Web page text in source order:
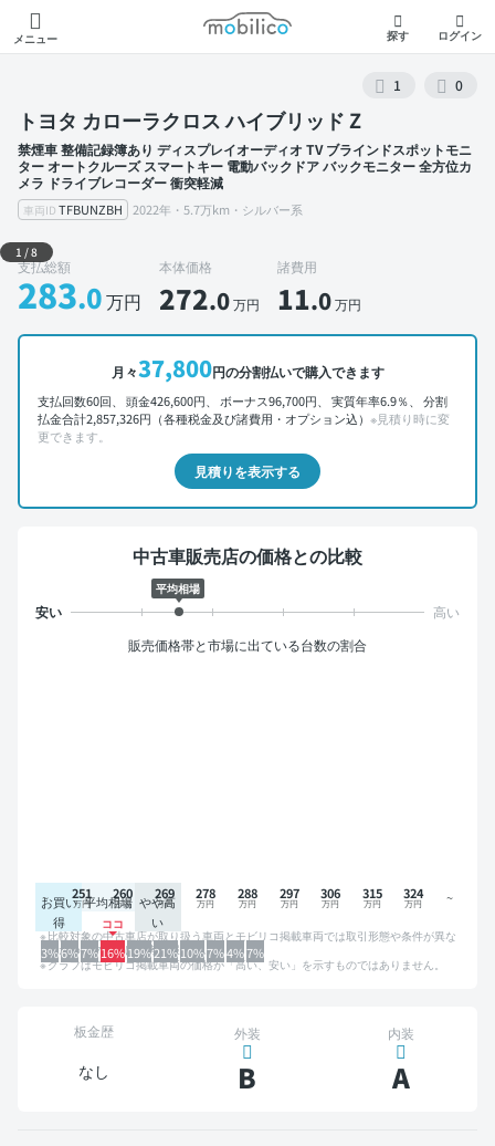
メニュー
モビリコ
探す ログイン
1 0
トヨタ カローラクロス ハイブリッド Z
禁煙車 整備記録簿あり ディスプレイオーディオ TV ブラインドスポットモニ
ター オートクルーズ スマートキー 電動バックドア バックモニター 全方位カ
メラ ドライブレコーダー 衝突軽減
車両ID TFBUNZBH 2022年・5.7万km・シルバー系
外装 左前
1 /8
支払総額
283.0万円
本体価格
272.0万円
諸費用
11.0万円
月々37,800円の分割払いで購入できます
支払回数60回、 頭金426,600円、 ボーナス96,700円、 実質年率6.9％、 分割
払金合計2,857,326円（各種税金及び諸費用・オプション込） ※見積り時に変
更できます。
見積りを表示する
中古車販売店の価格との比較
平均相場
販売価格帯と市場に出ている台数の割合
お買い
得
平均相場 やや高
い
3%6%7%16%19%21%10%7%4%7%
251 260 269 278 288 297 306 315 324
比較対象の中古車店が取り扱う車両とモビリコ掲載車両では取引形態や条件が異な
るため、グラフは参考情報です。
グラフはモビリコ掲載車両の価格が「高い、安い」を示すものではありません。
板金歴
なし
外装
B
内装
A